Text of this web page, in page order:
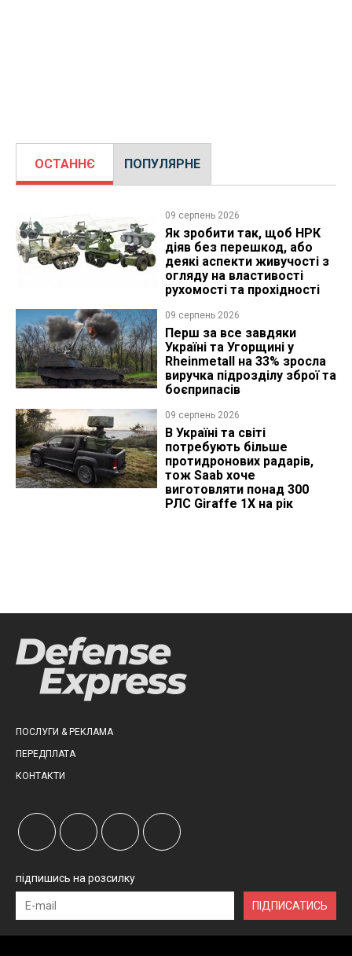
ОСТАННЄ ПОПУЛЯРНЕ
09 серпень 2026
Як зробити так, щоб НРК
діяв без перешкод, або
деякі аспекти живучості з
огляду на властивості
рухомості та прохідності
09 серпень 2026
Перш за все завдяки
Україні та Угорщині у
Rheinmetall на 33% зросла
виручка підрозділу зброї та
боєприпасів
09 серпень 2026
В Україні та світі
потребують більше
протидронових радарів,
тож Saab хоче
виготовляти понад 300
РЛС Giraffe 1X на рік
ПОСЛУГИ & РЕКЛАМА
ПЕРЕДПЛАТА
КОНТАКТИ
підпишись на розсилку
ПІДПИСАТИСЬ